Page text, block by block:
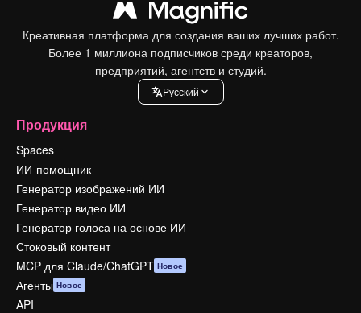
Креативная платформа для создания ваших лучших работ.
Более 1 миллиона подписчиков среди креаторов,
предприятий, агентств и студий.
Pусский
Продукция
Spaces
ИИ-помощник
Генератор изображений ИИ
Генератор видео ИИ
Генератор голоса на основе ИИ
Стоковый контент
MCP для Claude/ChatGPT Новое
Агенты Новое
API